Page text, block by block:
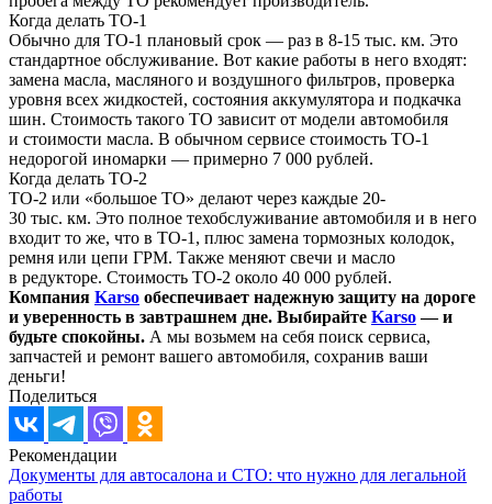
Когда делать ТО-1
Обычно для ТО-1 плановый срок — раз в 8-15 тыс. км. Это
стандартное обслуживание. Вот какие работы в него входят:
замена масла, масляного и воздушного фильтров, проверка
уровня всех жидкостей, состояния аккумулятора и подкачка
шин. Стоимость такого ТО зависит от модели автомобиля
и стоимости масла. В обычном сервисе стоимость ТО-1
недорогой иномарки — примерно 7 000 рублей.
Когда делать ТО-2
ТО-2 или «большое ТО» делают через каждые 20-
30 тыс. км. Это полное техобслуживание автомобиля и в него
входит то же, что в ТО-1, плюс замена тормозных колодок,
ремня или цепи ГРМ. Также меняют свечи и масло
в редукторе. Стоимость ТО-2 около 40 000 рублей.
Компания Karso обеспечивает надежную защиту на дороге
и уверенность в завтрашнем дне. Выбирайте Karso— и
будьте спокойны. А мы возьмем на себя поиск сервиса,
запчастей и ремонт вашего автомобиля, сохранив ваши
деньги!
Поделиться
Рекомендации
Документы для автосалона и СТО: что нужно для легальной
работы